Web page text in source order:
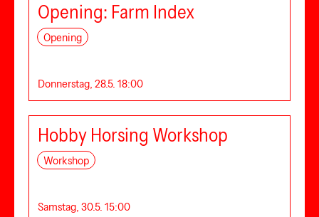
Opening: Farm Index
Opening
Donnerstag, 28.5. 18:00
Hobby Horsing Workshop
Workshop
Samstag, 30.5. 15:00